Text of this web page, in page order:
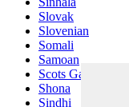
Slovak
Slovenian
Somali
Samoan
Scots Gaelic
Shona
Sindhi